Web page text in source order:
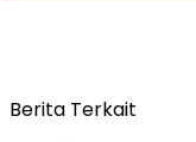
Berita Terkait